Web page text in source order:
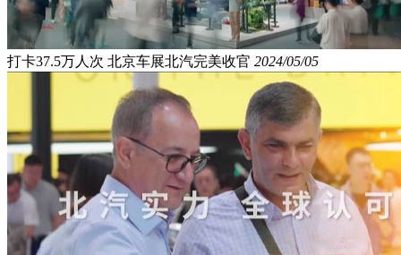
打卡37.5万人次 北京车展北汽完美收官 2024/05/05